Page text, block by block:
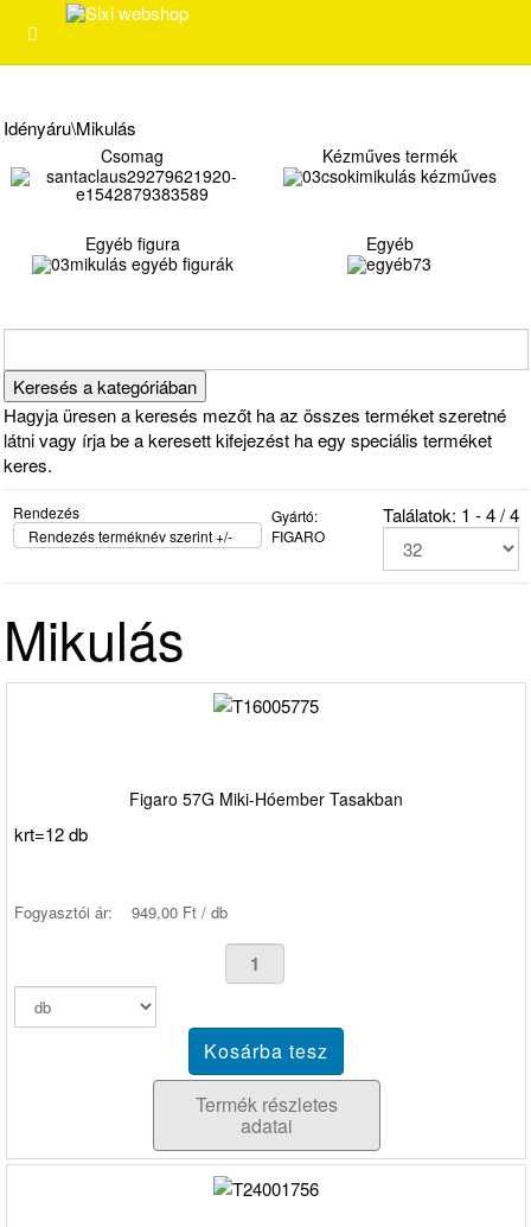
Idényáru\Mikulás
Csomag Kézműves termék
Egyéb figura Egyéb
Hagyja üresen a keresés mezőt ha az összes terméket szeretné
látni vagy írja be a keresett kifejezést ha egy speciális terméket
keres.
Rendezés
Rendezés terméknév szerint +/-
Gyártó:
FIGARO
Találatok: 1 - 4 / 4
Mikulás
Figaro 57G Miki-Hóember Tasakban
krt=12 db
Fogyasztói ár: 949,00 Ft / db
Termék részletes
adatai